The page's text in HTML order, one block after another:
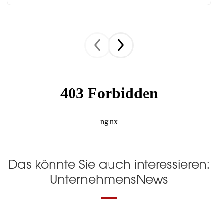
Das könnte Sie auch interessieren:
UnternehmensNews